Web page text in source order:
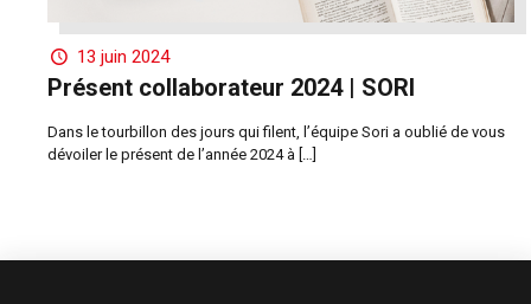
13 juin 2024
Présent collaborateur 2024 | SORI
Dans le tourbillon des jours qui filent, l’équipe Sori a oublié de vous
dévoiler le présent de l’année 2024 à[…]